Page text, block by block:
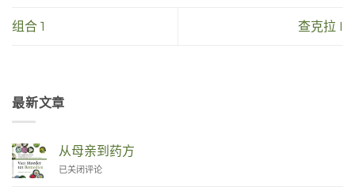
组合 1 查克拉 I
最新文章
从母亲到药方
Van
已关闭评论